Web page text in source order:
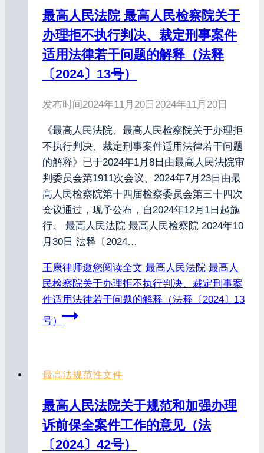
最高人民法院 最高人民检察院关于
办理拒不执行判决、裁定刑事案件
适用法律若干问题的解释（法释
〔2024〕13号）
发布时间2024年11月20日 2024年11月20日
《最高人民法院、最高人民检察院关于办理拒
不执行判决、裁定刑事案件适用法律若干问题
的解释》已于2024年1月8日由最高人民法院审
判委员会第1911次会议、2024年7月23日由最
高人民检察院第十四届检察委员会第三十四次
会议通过，现予公布，自2024年12月1日起施
行。 最高人民法院 最高人民检察院 2024年10
月30日 法释〔2024…
王康律师邀您阅读全文 最高人民法院 最高人
民检察院关于办理拒不执行判决、裁定刑事案
件适用法律若干问题的解释（法释〔2024〕13
号）
最高法规范性文件
最高人民法院关于规范和加强办理
诉前保全案件工作的意见（法
〔2024〕42号）